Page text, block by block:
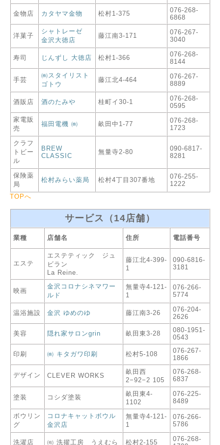
金物店 カタヤマ金物 松村1-375
076-268-
6868
洋菓子
シャトレーゼ
金沢大徳店
藤江南3-171
076-267-
3040
寿司 じんずし 大徳店 松村1-366
076-268-
8144
手芸
㈱スタイリスト
ゴトウ
藤江北4-464
076-267-
8889
酒販店 酒のたみや 桂町イ30-1
076-268-
0595
家電販
売
福田電機 ㈱ 畝田中1-77
076-268-
1723
クラフ
トビー
ル
BREW
CLASSIC
無量寺2-80
090-6817-
8281
保険薬
局
松村みらい薬局 松村4丁目307番地
076-255-
1222
TOPへ
サービス（14店舗）
業種 店舗名 住所 電話番号
エステ
エステティック ジュ
ビラン
La Reine.
藤江北4-399-
1
090-6816-
3181
映画
金沢コロナシネマワー
ルド
無量寺4-121-
1
076-266-
5774
温浴施設 金沢 ゆめのゆ 藤江南3-26
076-204-
2626
美容 隠れ家サロンgrin 畝田東3-28
080-1951-
0543
印刷 ㈱ キタガワ印刷 松村5-108
076-267-
1866
デザイン CLEVER WORKS
畝田西
2−92−2 105
076-268-
6837
塗装 コシダ塗装
畝田東4-
1102
076-225-
8489
ボウリン
グ
コロナキャットボウル
金沢店
無量寺4-121-
1
076-266-
5786
洗濯店 ㈲ 洗擢工房 うえむら 松村2-155
076-268-